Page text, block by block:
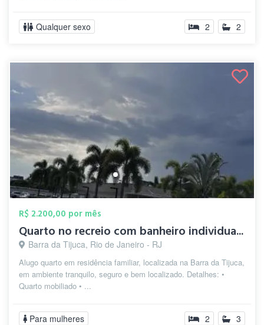
Qualquer sexo 2 2
R$ 2.200,00 por mês
Quarto no recreio com banheiro individua...
Barra da Tijuca, Rio de Janeiro - RJ
Alugo quarto em residência familiar, localizada na Barra da Tijuca,
em ambiente tranquilo, seguro e bem localizado. Detalhes: •
Quarto mobiliado • ...
Para mulheres 2 3